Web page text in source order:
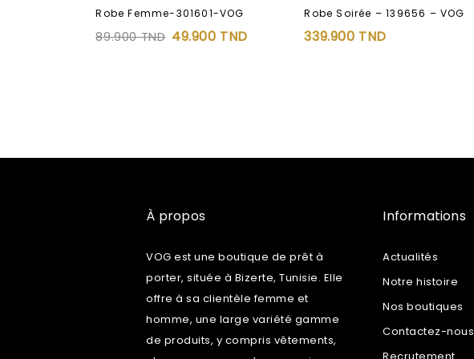
Robe Femme-301601-VOG
89.900TND 49.900 TND
Robe Soirée – 139656 – VOG
339.900 TND
À propos
VOG est une boutique de prêt à
porter, située à Bizerte, Tunisie. Elle
offre à sa clientèle femme et
homme, une large variété gamme
de produits, y compris vêtements,
Informations
Actualités
Notre histoire
Nos boutiques
Contactez-nous